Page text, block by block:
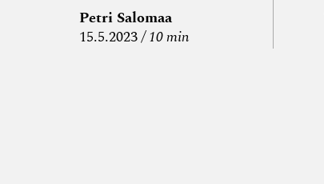
edelleen­
veloitus ja
Petri Salomaa
15.5.2023 10 min